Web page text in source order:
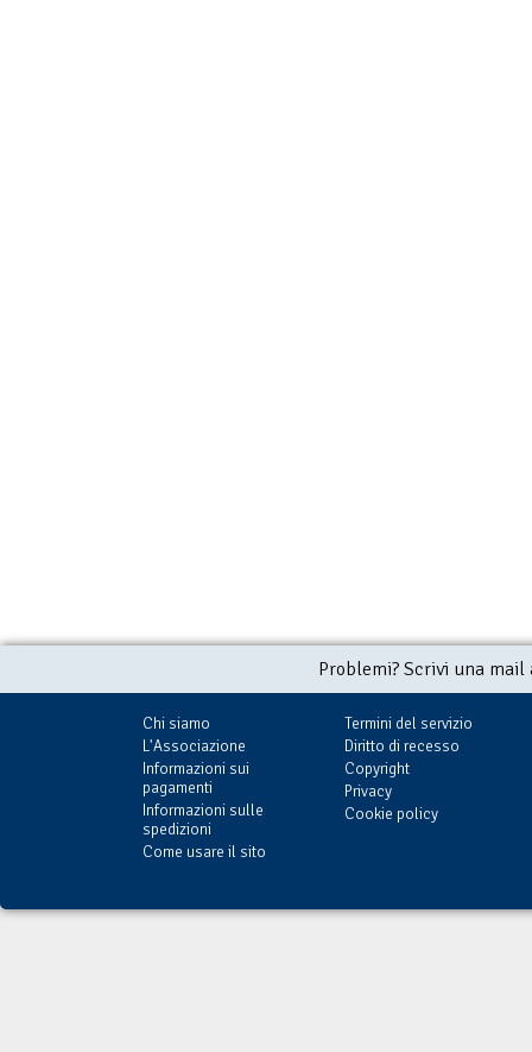
Problemi? Scrivi una
Chi siamo
L'Associazione
Informazioni sui
pagamenti
Informazioni sulle
spedizioni
Come usare il sito
Termini del servizio
Diritto di recesso
Copyright
Privacy
Cookie policy